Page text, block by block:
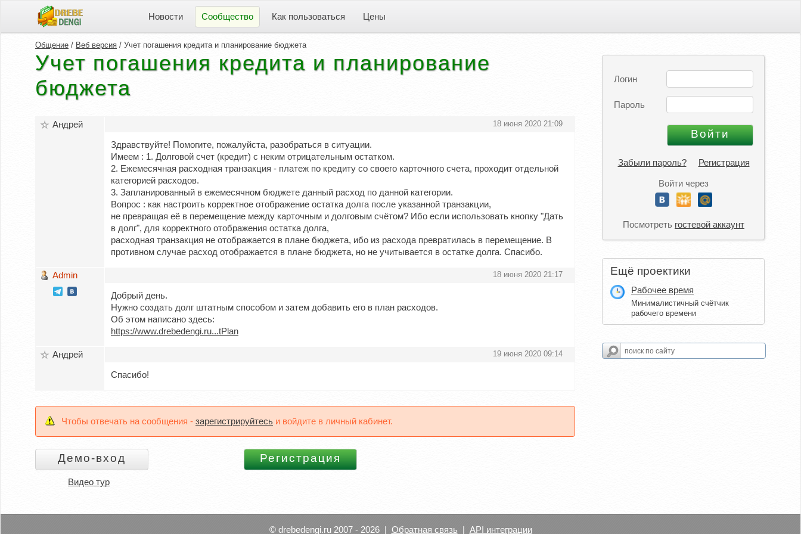
Новости Сообщество Как пользоваться Цены
Логин
Пароль
Забыли пароль? Регистрация
Войти через
Посмотреть гостевой аккаунт
Ещё проектики
Рабочее время
Минималистичный счётчик
рабочего времени
Общение / Веб версия / Учет погашения кредита и планирование бюджета
Учет погашения кредита и планирование
бюджета
Андрей 18 июня 2020 21:09
Здравствуйте! Помогите, пожалуйста, разобраться в ситуации.
Имеем : 1. Долговой счет (кредит) с неким отрицательным остатком.
2. Ежемесячная расходная транзакция - платеж по кредиту со своего карточного счета, проходит отдельной
категорией расходов.
3. Запланированный в ежемесячном бюджете данный расход по данной категории.
Вопрос : как настроить корректное отображение остатка долга после указанной транзакции,
не превращая её в перемещение между карточным и долговым счётом? Ибо если использовать кнопку "Дать
в долг", для корректного отображения остатка долга,
расходная транзакция не отображается в плане бюджета, ибо из расхода превратилась в перемещение. В
противном случае расход отображается в плане бюджета, но не учитывается в остатке долга. Спасибо.
Admin 18 июня 2020 21:17
Добрый день.
Нужно создать долг штатным способом и затем добавить его в план расходов.
Об этом написано здесь:
https://www.drebedengi.ru...tPlan
Андрей 19 июня 2020 09:14
Спасибо!
Чтобы отвечать на сообщения - зарегистрируйтесь и войдите в личный кабинет.
Видео тур
© drebedengi.ru 2007 - 2026 | Обратная связь | API интеграции